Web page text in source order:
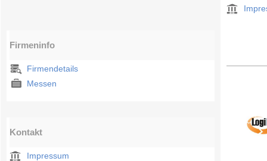
Firmeninfo
Firmendetails
Messen
Kontakt
Impressum